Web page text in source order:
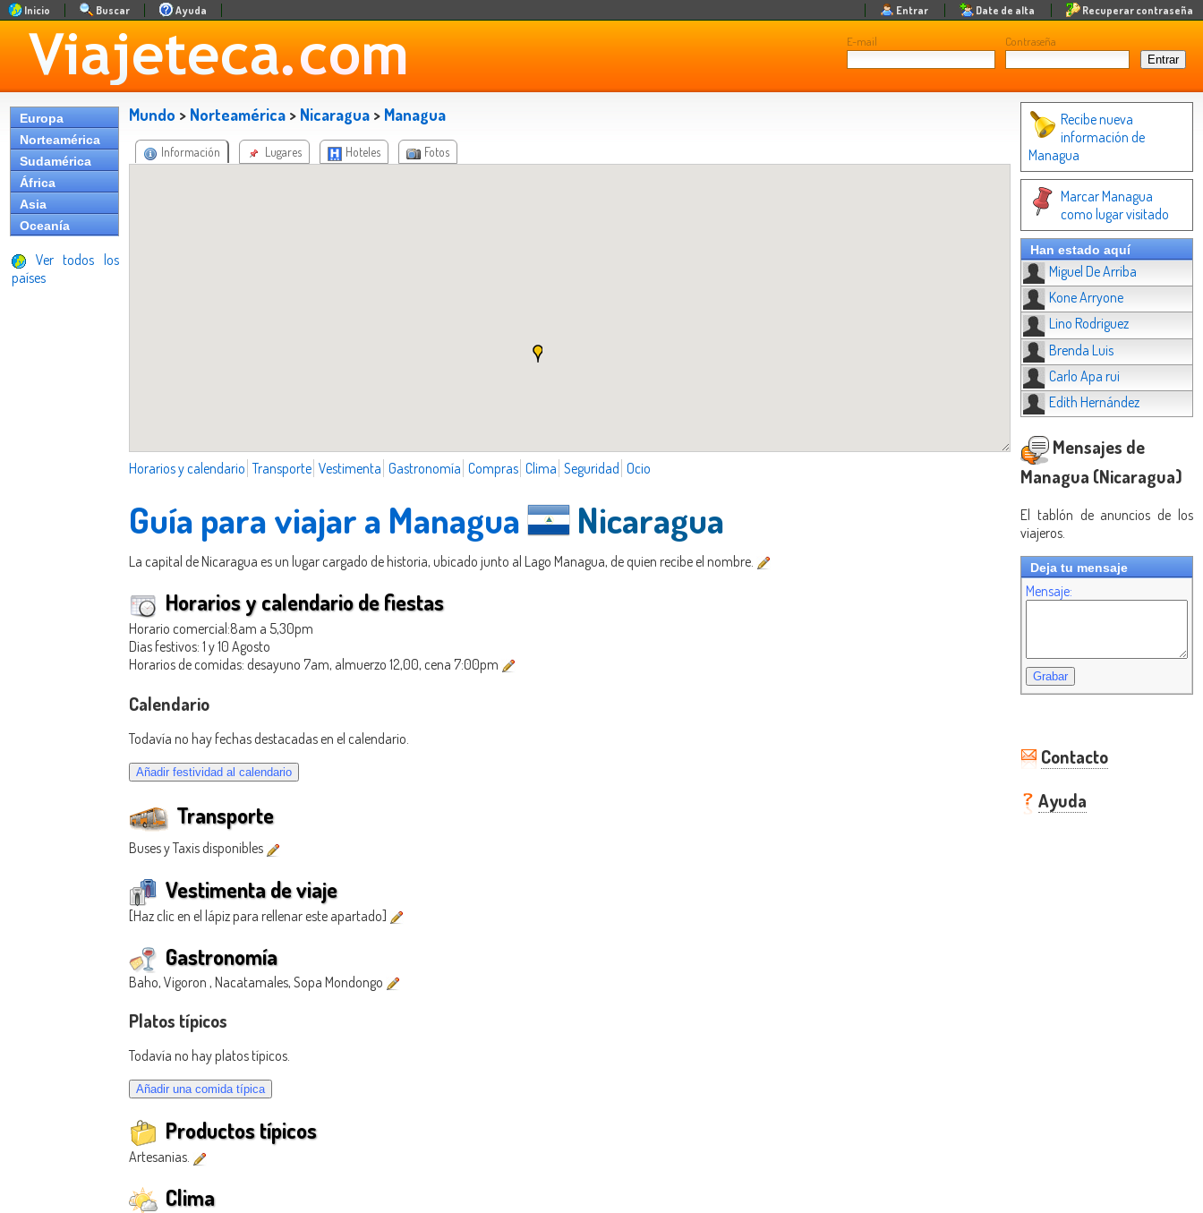
E-mail Contraseña
Inicio Buscar Ayuda Entrar Date de alta Recuperar contraseña
Europa
Norteamérica
Sudamérica
África
Asia
Oceanía
Ver todos los
países
Mundo > Norteamérica > Nicaragua > Managua
Información Lugares Hoteles Fotos
Horarios y calendario Transporte Vestimenta Gastronomía Compras Clima Seguridad Ocio
Guía para viajar a Managua Nicaragua
La capital de Nicaragua es un lugar cargado de historia, ubicado junto al Lago Managua, de quien recibe el nombre.
Horarios y calendario de fiestas
Horario comercial:8am a 5,30pm
Dias festivos: 1 y 10 Agosto
Horarios de comidas: desayuno 7am, almuerzo 12,00, cena 7:00pm
Calendario
Todavía no hay fechas destacadas en el calendario.
Transporte
Buses y Taxis disponibles
Vestimenta de viaje
[Haz clic en el lápiz para rellenar este apartado]
Gastronomía
Baho, Vigoron , Nacatamales, Sopa Mondongo
Platos típicos
Todavía no hay platos típicos.
Productos típicos
Artesanias.
Clima
Recibe nueva
información de
Managua
Marcar Managua
como lugar visitado
Han estado aquí
Miguel De Arriba
Kone Arryone
Lino Rodriguez
Brenda Luis
Carlo Apa rui
Edith Hernández
Mensajes de
Managua (Nicaragua)
El tablón de anuncios de los
viajeros.
Deja tu mensaje
Mensaje:
Contacto
Ayuda